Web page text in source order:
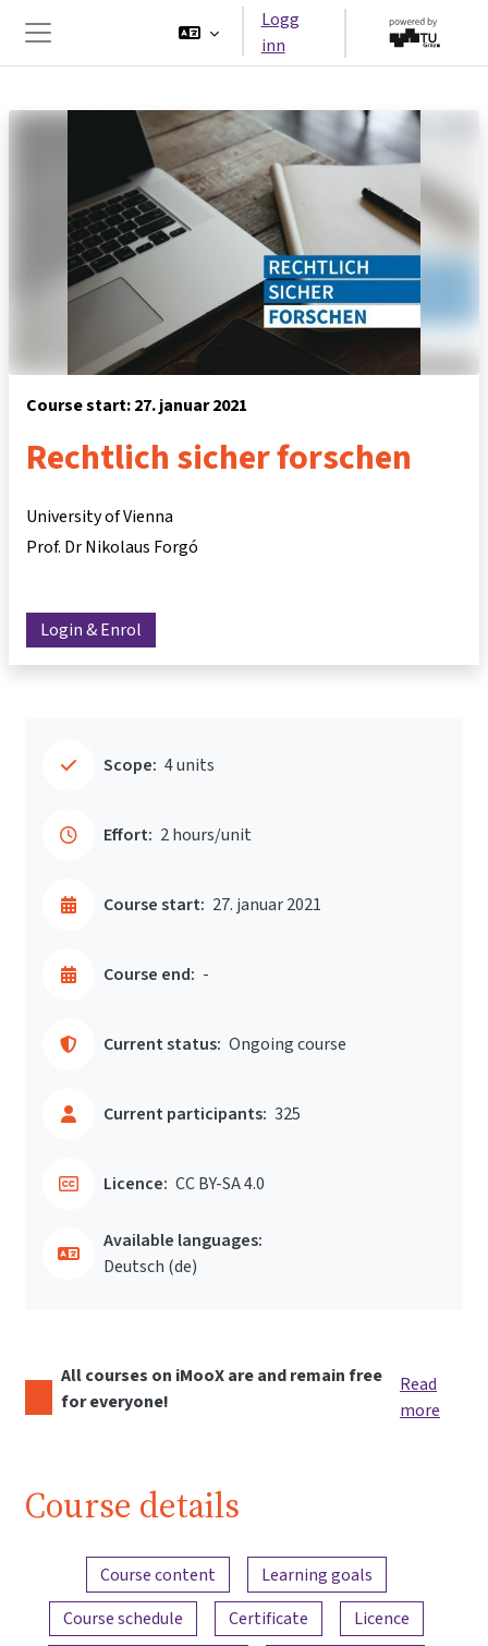
Sidepanel
Logg
inn
Course start: 27. januar 2021
Rechtlich sicher forschen
University of Vienna
Prof. Dr Nikolaus Forgó
Login & Enrol
Scope: 4 units
Effort: 2 hours/unit
Course start: 27. januar 2021
Course end: -
Current status: Ongoing course
Current participants: 325
Licence: CC BY-SA 4.0
Available languages:
Deutsch ‎(de)‎
All courses on iMooX are and remain free
for everyone!
Read
more
Course details
Content overview
Course content
Learning goals
Course schedule
Certificate
Licence